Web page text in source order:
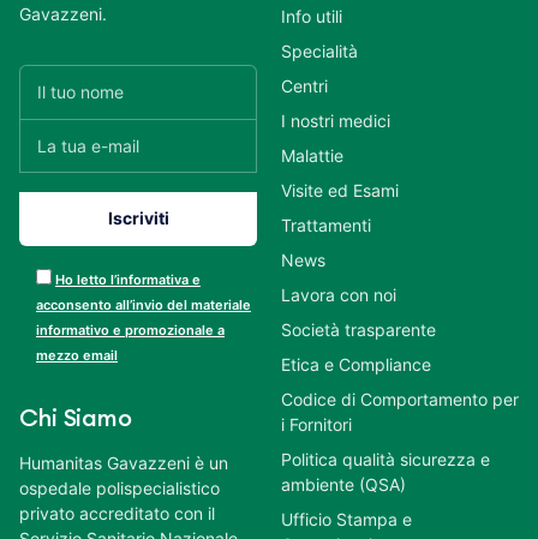
Gavazzeni.
Ho letto l’informativa e
acconsento all’invio del materiale
informativo e promozionale a
mezzo email
Chi Siamo
Humanitas Gavazzeni è un
ospedale polispecialistico
privato accreditato con il
Info utili
Specialità
Centri
I nostri medici
Malattie
Visite ed Esami
Trattamenti
News
Lavora con noi
Società trasparente
Etica e Compliance
Codice di Comportamento per
i Fornitori
Politica qualità sicurezza e
ambiente (QSA)
Ufficio Stampa e